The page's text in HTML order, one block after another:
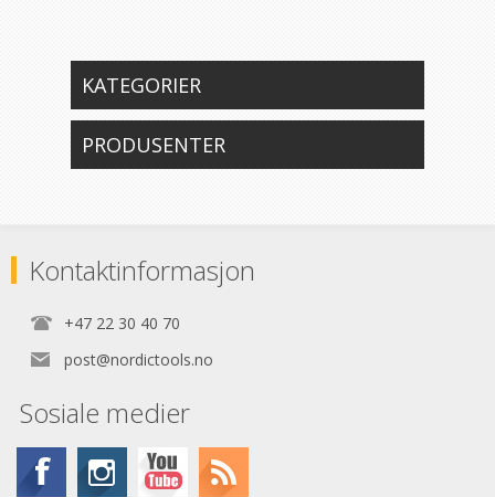
KATEGORIER
PRODUSENTER
Kontaktinformasjon
+47 22 30 40 70
post@nordictools.no
Sosiale medier